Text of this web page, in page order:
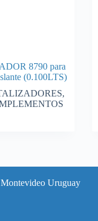
8790 para
(0.100LTS)
,
Uruguay